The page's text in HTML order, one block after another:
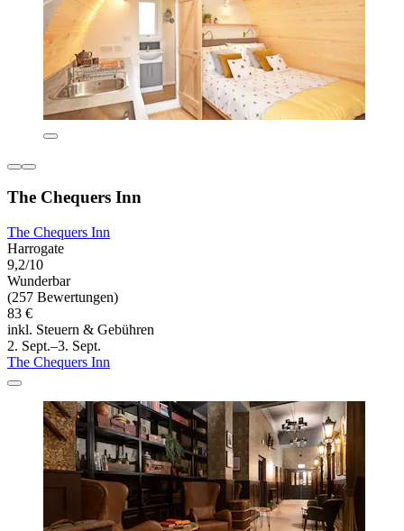
The Chequers Inn
The Chequers Inn
Harrogate
9,2/10
Wunderbar
(257 Bewertungen)
83 €
inkl. Steuern & Gebühren
2. Sept.–3. Sept.
The Chequers Inn